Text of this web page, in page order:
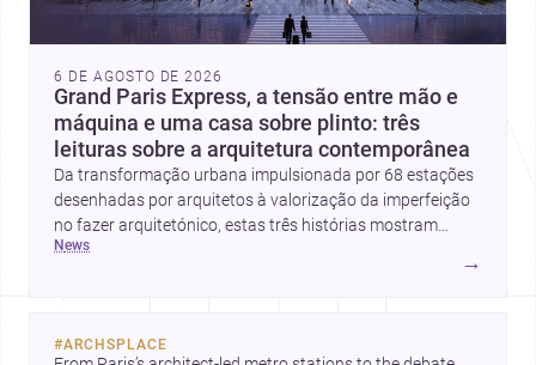
6 DE AGOSTO DE 2026
Grand Paris Express, a tensão entre mão e
máquina e uma casa sobre plinto: três
leituras sobre a arquitetura contemporânea
Da transformação urbana impulsionada por 68 estações
desenhadas por arquitetos à valorização da imperfeição
no fazer arquitetónico, estas três histórias mostram
como a disciplina continua a reinventar cidades, materiais
contemporânea.
news
→
#ARCHSPLACE